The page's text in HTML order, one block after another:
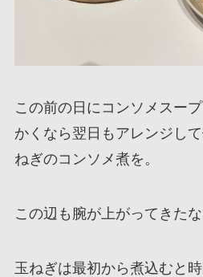
この前の日にコンソメスー
かくなら翌日もアレンジし
ねぎのコンソメ煮を。
この辺も腕が上がってきたな
玉ねぎは最初から煮込むと